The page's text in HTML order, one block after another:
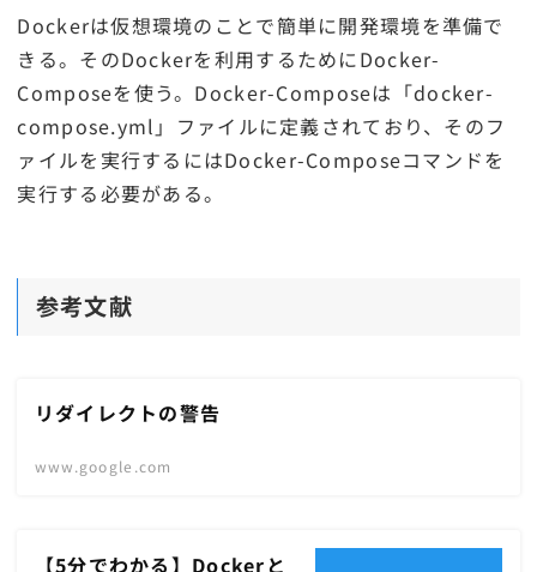
Dockerは仮想環境のことで簡単に開発環境を準備で
きる。そのDockerを利用するためにDocker-
Composeを使う。Docker-Composeは「docker-
compose.yml」ファイルに定義されており、そのフ
ァイルを実行するにはDocker-Composeコマンドを
実行する必要がある。
参考文献
リダイレクトの警告
www.google.com
【5分でわかる】Dockerと